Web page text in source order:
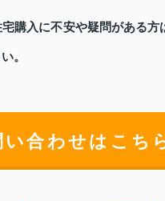
購入に不安や疑問がある方
。
い合わせはこち